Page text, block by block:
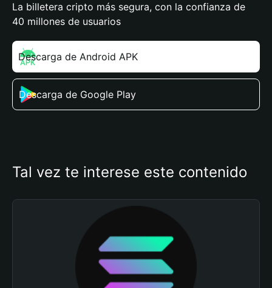
La billetera cripto más segura, con la confianza de
40 millones de usuarios
Descarga de Android APK
Descarga de Google Play
Tal vez te interese este contenido